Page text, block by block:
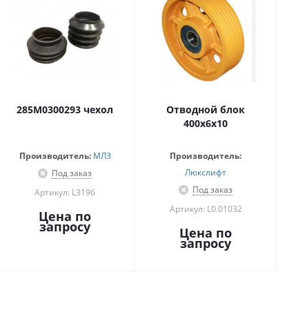
285М0300293 чехол
Производитель: МЛЗ
Под заказ
Артикул: L3196
Цена по
запросу
Отводной блок
400х6х10
Производитель:
Люкслифт
Под заказ
Артикул: L0.01032
Цена по
запросу